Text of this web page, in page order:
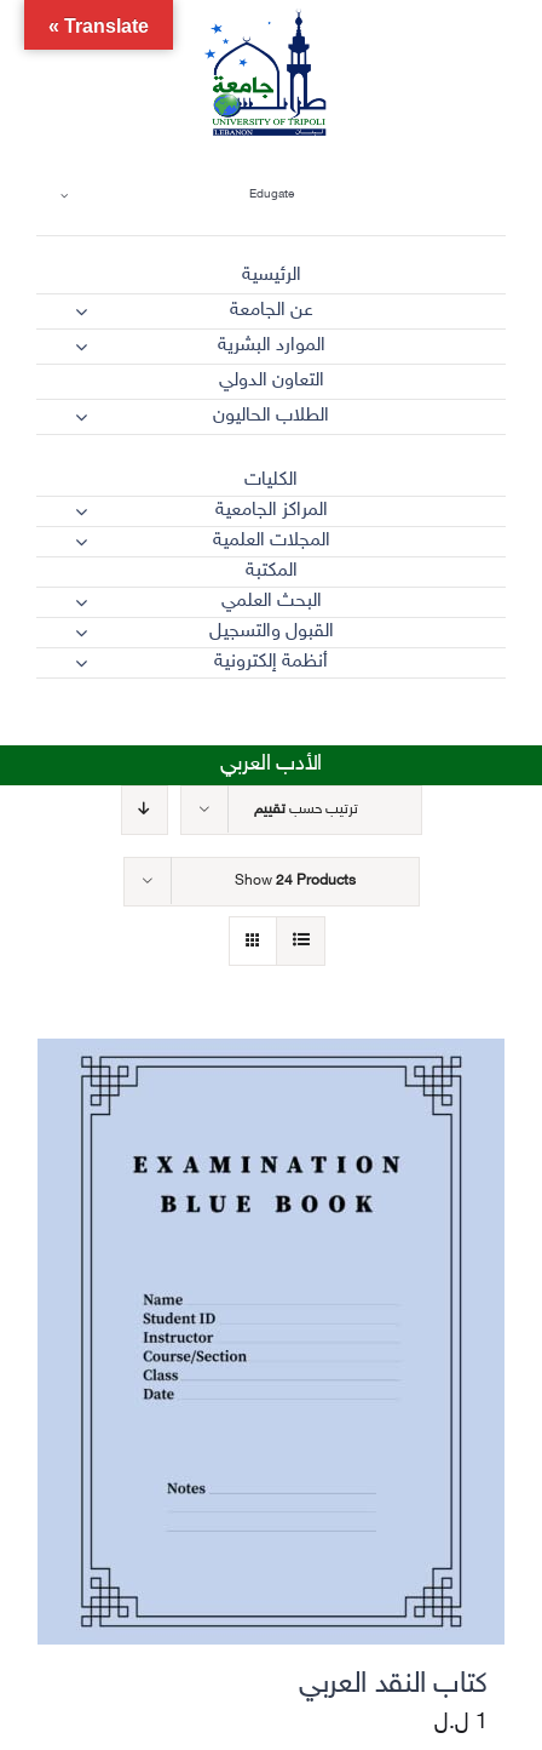
Edugate
الرئيسية
عن الجامعة
الموارد البشرية
التعاون الدولي
الطلاب الحاليون
الكليات
المراكز الجامعية
المجلات العلمية
المكتبة
البحث العلمي
القبول والتسجيل
أنظمة إلكترونية
الأدب العربي
ترتيب حسبتقييم
Show 24 Products
كتاب النقد العربي
1 ل.ل
Translate »